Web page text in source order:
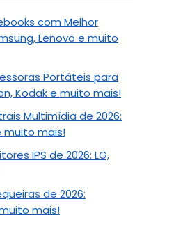
com Melhor
Lenovo e muito
Portáteis para
Kodak e muito mais!
Multimídia de 2026:
muito mais!
IPS de 2026: LG,
de 2026:
mais!